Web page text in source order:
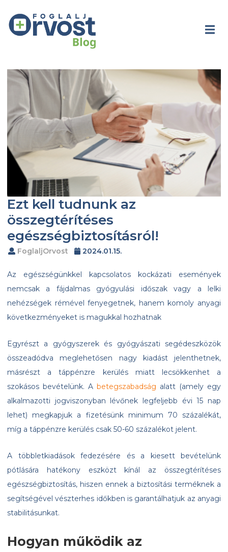
Ezt kell tudnunk az
összegtérítéses
egészségbiztosításról!
FoglaljOrvost 2024.01.15.
Az egészségünkkel kapcsolatos kockázati események
nemcsak a fájdalmas gyógyulási időszak vagy a lelki
nehézségek rémével fenyegetnek, hanem komoly anyagi
következményeket is magukkal hozhatnak
Egyrészt a gyógyszerek és gyógyászati segédeszközök
összeadódva meglehetősen nagy kiadást jelenthetnek,
másrészt a táppénzre kerülés miatt lecsökkenhet a
szokásos bevételünk. A betegszabadság alatt (amely egy
alkalmazotti jogviszonyban lévőnek legfeljebb évi 15 nap
lehet) megkapjuk a fizetésünk minimum 70 százalékát,
míg a táppénzre kerülés csak 50-60 százalékot jelent.
A többletkiadások fedezésére és a kiesett bevételünk
pótlására hatékony eszközt kínál az összegtérítéses
egészségbiztosítás, hiszen ennek a biztosítási terméknek a
segítségével vészterhes időkben is garantálhatjuk az anyagi
stabilitásunkat.
Hogyan működik az